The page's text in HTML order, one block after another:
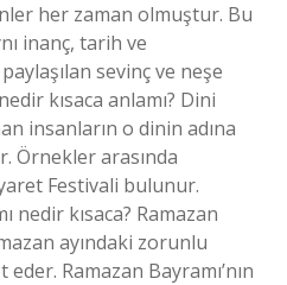
her zaman olmuştur. Bu
inanç, tarih ve
sevinç ve neşe
kısaca anlamı? Dini
insanların o dinin adına
Örnekler arasında
Festivali bulunur.
nedir kısaca? Ramazan
ayındaki zorunlu
Ramazan Bayramı’nın